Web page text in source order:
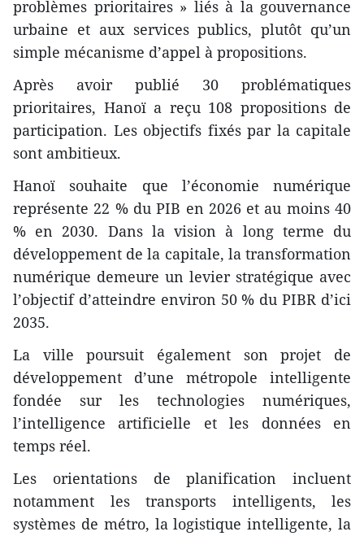
problèmes prioritaires » liés à la gouvernance
urbaine et aux services publics, plutôt qu’un
simple mécanisme d’appel à propositions.
Après avoir publié 30 problématiques
prioritaires, Hanoï a reçu 108 propositions de
participation. Les objectifs fixés par la capitale
sont ambitieux.
Hanoï souhaite que l’économie numérique
représente 22 % du PIB en 2026 et au moins 40
% en 2030. Dans la vision à long terme du
développement de la capitale, la transformation
numérique demeure un levier stratégique avec
l’objectif d’atteindre environ 50 % du PIBR d’ici
2035.
La ville poursuit également son projet de
développement d’une métropole intelligente
fondée sur les technologies numériques,
l’intelligence artificielle et les données en
temps réel.
Les orientations de planification incluent
notamment les transports intelligents, les
systèmes de métro, la logistique intelligente, la